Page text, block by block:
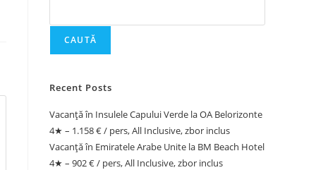
CAUTĂ
Recent Posts
Vacanță în Insulele Capului Verde la OA Belorizonte
4★ – 1.158 € / pers, All Inclusive, zbor inclus
Vacanță în Emiratele Arabe Unite la BM Beach Hotel
4★ – 902 € / pers, All Inclusive, zbor inclus